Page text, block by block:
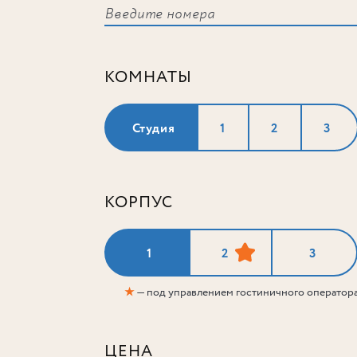
КОМНАТЫ
Студия 1 2 3
КОРПУС
1 2 3
★— под управлением гостиничного
ЦЕНА